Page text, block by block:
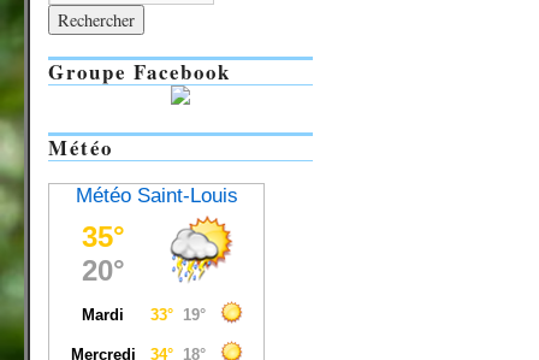
Groupe Facebook
Météo
Météo Saint-Louis